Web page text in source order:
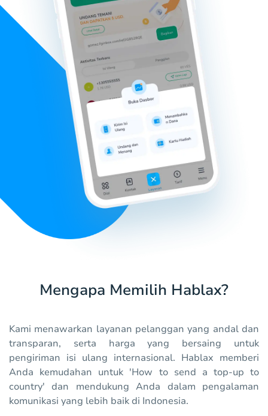
Mengapa Memilih Hablax?
Kami menawarkan layanan pelanggan yang andal dan
transparan, serta harga yang bersaing untuk
pengiriman isi ulang internasional. Hablax memberi
Anda kemudahan untuk 'How to send a top-up to
country' dan mendukung Anda dalam pengalaman
komunikasi yang lebih baik di Indonesia.